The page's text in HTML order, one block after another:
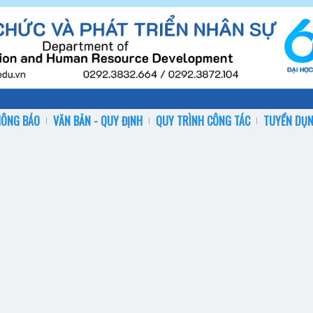
BÁO VĂN BẢN - QUY ĐỊNH QUY TRÌNH CÔNG TÁC TUYỂN